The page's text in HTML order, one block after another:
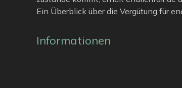
Ein Überblick über die Vergütung für
Informationen